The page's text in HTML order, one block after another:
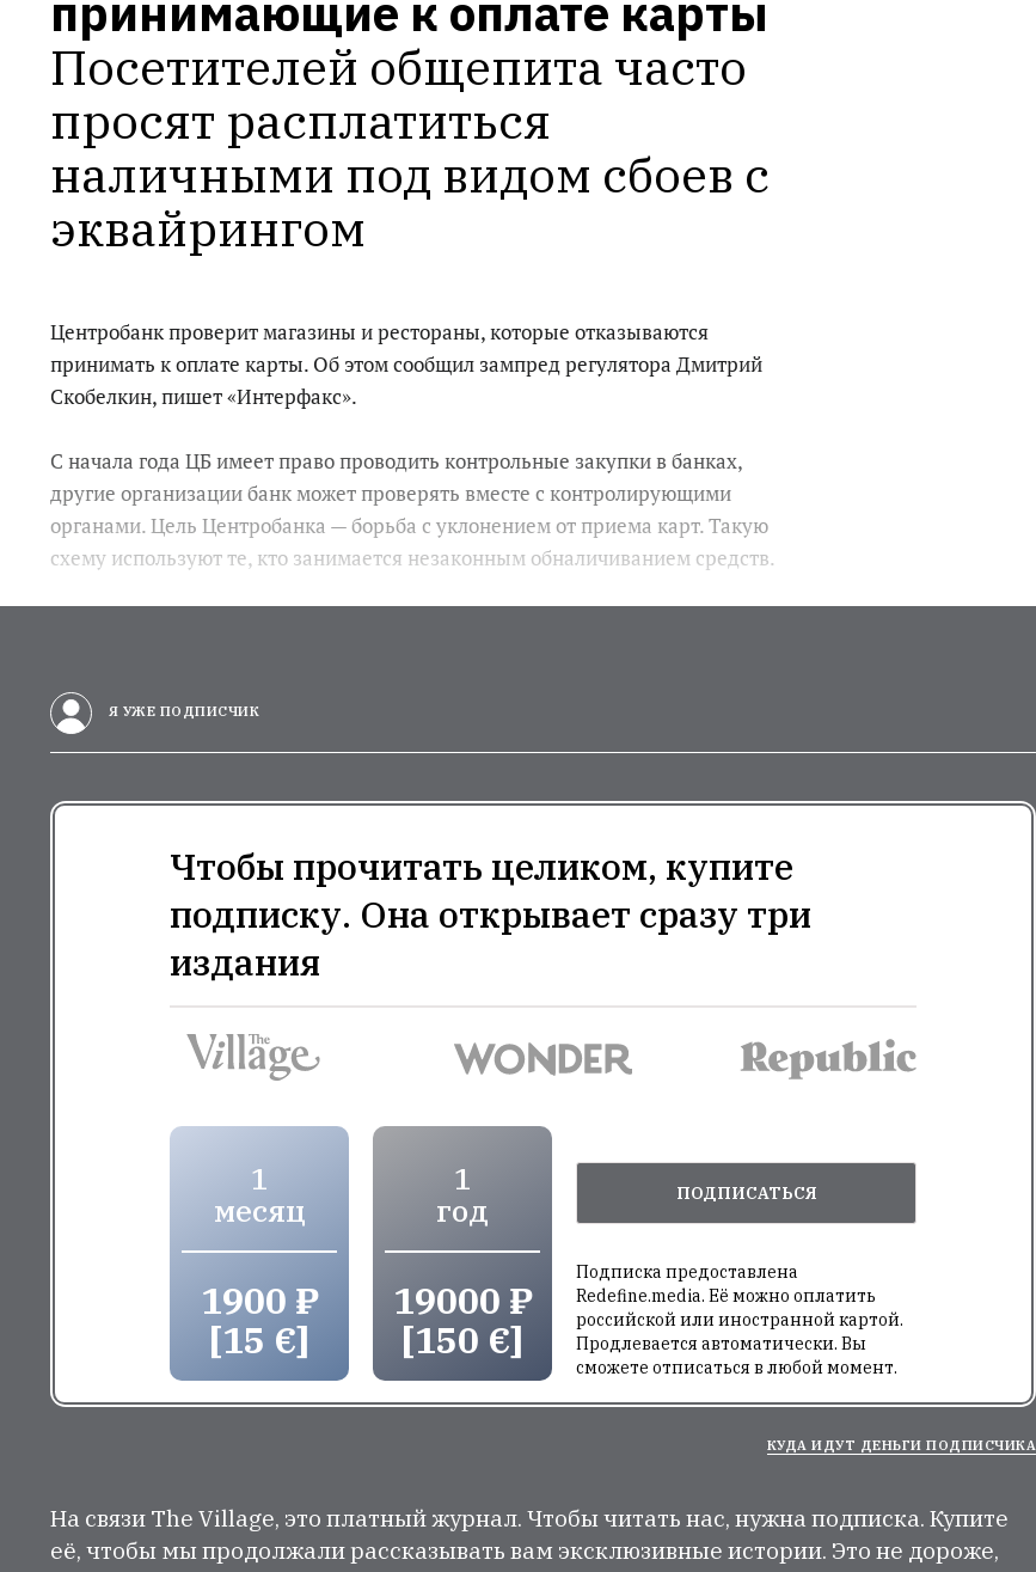
принимающие к оплате карты
Посетителей общепита часто
просят расплатиться
наличными под видом сбоев с
эквайрингом
Центробанк проверит магазины и рестораны, которые отказываются
принимать к оплате карты. Об этом сообщил зампред регулятора Дмитрий
Скобелкин, пишет «Интерфакс».
С начала года ЦБ имеет право проводить контрольные закупки в банках,
другие организации банк может проверять вместе с контролирующими
органами. Цель Центробанка — борьба с уклонением от приема карт. Такую
схему используют те, кто занимается незаконным обналичиванием средств.
Я УЖЕ ПОДПИСЧИК
Чтобы прочитать целиком, купите
подписку. Она открывает сразу три
издания
1
месяц
1900 ₽
[15 €]
1
год
19000 ₽
[150 €]
ПОДПИСАТЬСЯ
Подписка предоставлена
Redefine.media. Её можно оплатить
российской или иностранной картой.
Продлевается автоматически. Вы
сможете отписаться в любой момент.
КУДА ИДУТ ДЕНЬГИ ПОДПИСЧИКА
На связи The Village, это платный журнал. Чтобы читать нас, нужна подписка. Купите
её, чтобы мы продолжали рассказывать вам эксклюзивные истории. Это не дороже,